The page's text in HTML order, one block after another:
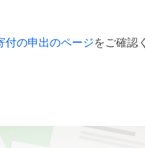
付の申出のページをご確認